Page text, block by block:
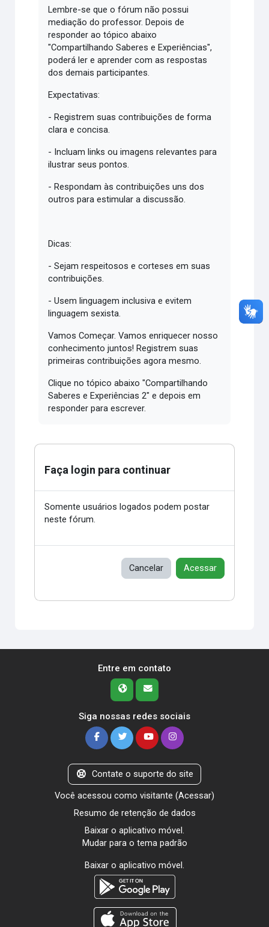
Lembre-se que o fórum não possui
mediação do professor. Depois de
responder ao tópico abaixo
"Compartilhando Saberes e Experiências",
poderá ler e aprender com as respostas
dos demais participantes.
Expectativas:
- Registrem suas contribuições de forma
clara e concisa.
- Incluam links ou imagens relevantes para
ilustrar seus pontos.
- Respondam às contribuições uns dos
outros para estimular a discussão.
Dicas:
- Sejam respeitosos e corteses em suas
contribuições.
- Usem linguagem inclusiva e evitem
linguagem sexista.
Vamos Começar. Vamos enriquecer nosso
conhecimento juntos! Registrem suas
primeiras contribuições agora mesmo.
Clique no tópico abaixo "Compartilhando
Saberes e Experiências 2" e depois em
responder para escrever.
Faça login para continuar
Somente usuários logados podem postar
neste fórum.
Cancelar Acessar
Entre em contato
Siga nossas redes sociais
Contate o suporte do site
Você acessou como visitante (Acessar)
Resumo de retenção de dados
Baixar o aplicativo móvel.
Mudar para o tema padrão
Baixar o aplicativo móvel.